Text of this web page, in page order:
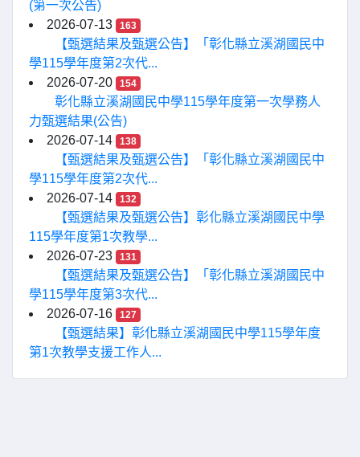
(第一次公告)
2026-07-13
163
【甄選結果及甄選公告】「彰化縣立溪湖國民中
學115學年度第2次代...
2026-07-20
154
彰化縣立溪湖國民中學115學年度第一次學務人
力甄選結果(公告)
2026-07-14
138
【甄選結果及甄選公告】「彰化縣立溪湖國民中
學115學年度第2次代...
2026-07-14
132
【甄選結果及甄選公告】彰化縣立溪湖國民中學
115學年度第1次教學...
2026-07-23
131
【甄選結果及甄選公告】「彰化縣立溪湖國民中
學115學年度第3次代...
2026-07-16
127
【甄選結果】彰化縣立溪湖國民中學115學年度
第1次教學支援工作人...